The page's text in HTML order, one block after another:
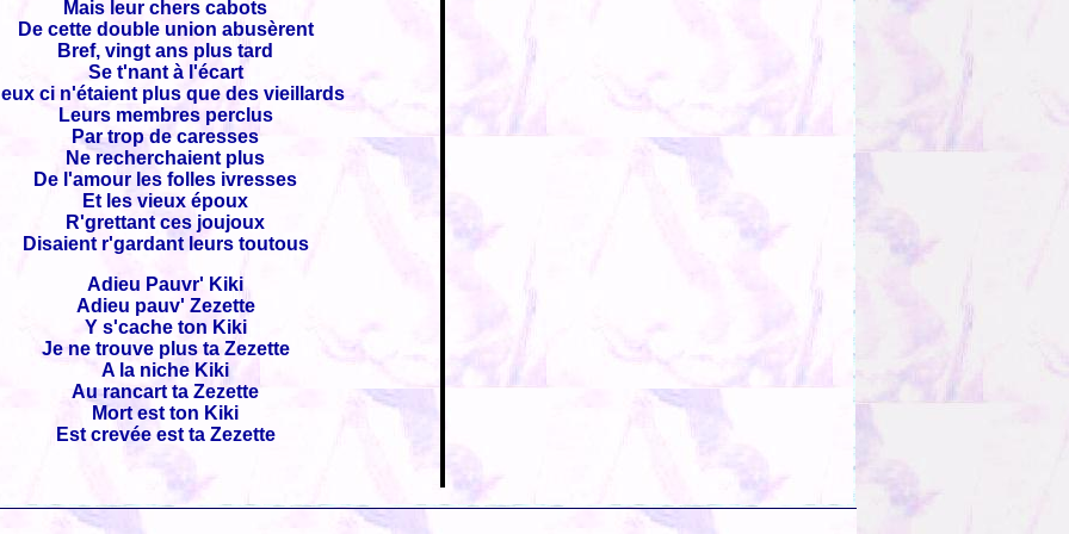
Mais leur chers cabots
De cette double union abusèrent
Bref, vingt ans plus tard
Se t'nant à l'écart
ci n'étaient plus que des vieillards
Leurs membres perclus
Par trop de caresses
Ne recherchaient plus
De l'amour les folles ivresses
Et les vieux époux
R'grettant ces joujoux
Disaient r'gardant leurs toutous
Adieu Pauvr' Kiki
Adieu pauv' Zezette
Y s'cache ton Kiki
Je ne trouve plus ta Zezette
A la niche Kiki
Au rancart ta Zezette
Mort est ton Kiki
Est crevée est ta Zezette